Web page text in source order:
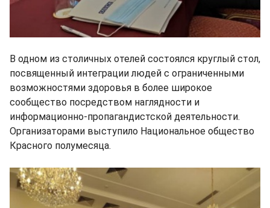
В одном из столичных отелей состоялся круглый стол,
посвященный интеграции людей с ограниченными
возможностями здоровья в более широкое
сообщество посредством наглядности и
информационно-пропагандистской деятельности.
Организаторами выступило Национальное общество
Красного полумесяца.